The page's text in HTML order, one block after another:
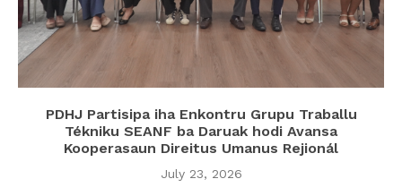
PDHJ Partisipa iha Enkontru Grupu Traballu
Tékniku SEANF ba Daruak hodi Avansa
Kooperasaun Direitus Umanus Rejionál
July 23, 2026